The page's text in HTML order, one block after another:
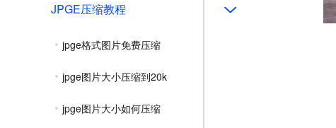
JPGE压缩教程
jpge格式图片免费压缩
jpge图片大小压缩到20k
jpge图片大小如何压缩